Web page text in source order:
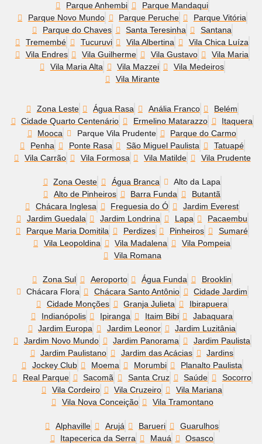
Parque Anhembi
Parque Mandaqui
Parque Novo Mundo
Parque Peruche
Parque Vitória
Parque do Chaves
Santa Teresinha
Santana
Tremembé
Tucuruvi Vila Albertina
Vila Chica Luíza
Vila Endres
Vila Guilherme Vila Gustavo
Vila Maria
Vila Maria Alta
Vila Mazzei
Vila Medeiros
Vila Mirante
Zona Leste Água Rasa Anália Franco
Belém
Cidade Quarto Centenário
Ermelino Matarazzo
Itaquera
Mooca
Parque Vila Prudente
Parque do Carmo
Penha
Ponte Rasa São Miguel Paulista
Tatuapé
Vila Carrão
Vila Formosa Vila Matilde Vila Prudente
Zona Oeste Água Branca
Alto da Lapa
Alto de Pinheiros
Barra Funda
Butantã
Chácara Inglesa
Freguesia do Ó
Jardim Everest
Jardim Guedala
Jardim Londrina Lapa
Pacaembu
Parque Maria Domitila
Perdizes Pinheiros
Sumaré
Vila Leopoldina
Vila Madalena
Vila Pompeia
Vila Romana
Zona Sul Aeroporto Água Funda
Brooklin
Chácara Flora
Chácara Santo Antônio
Cidade Jardim
Cidade Monções
Granja Julieta
Ibirapuera
Indianópolis
Ipiranga Itaim Bibi
Jabaquara
Jardim Europa
Jardim Leonor
Jardim Luzitânia
Jardim Novo Mundo
Jardim Panorama
Jardim Paulista
Jardim Paulistano
Jardim das Acácias
Jardins
Jockey Club
Moema Morumbi
Planalto Paulista
Real Parque
Sacomã Santa Cruz Saúde
Socorro
Vila Cordeiro
Vila Cruzeiro
Vila Mariana
Vila Nova Conceição
Vila Tramontano
Alphaville Arujá Barueri
Guarulhos
Itapecerica da Serra
Mauá
Osasco